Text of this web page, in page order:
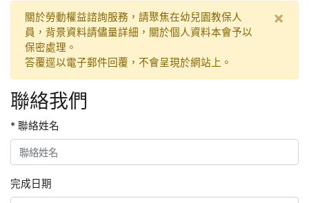
×
關於勞動權益諮詢服務，請聚焦在幼兒園教保人
員，背景資料請儘量詳細，關於個人資料本會予以
保密處理。
答覆逕以電子郵件回覆，不會呈現於網站上。
聯絡我們
* 聯絡姓名
完成日期